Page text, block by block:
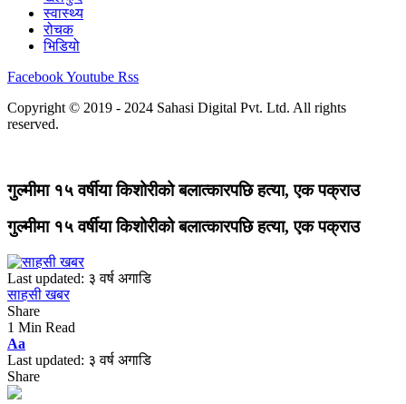
स्वास्थ्य
रोचक
भिडियो
FacebookYoutube Rss
Copyright © 2019 - 2024 Sahasi Digital Pvt. Ltd. All rights
reserved.
गुल्मीमा १५ वर्षीया किशोरीको बलात्कारपछि हत्या, एक पक्राउ
गुल्मीमा १५ वर्षीया किशोरीको बलात्कारपछि हत्या, एक पक्राउ
Last updated: ३ वर्ष अगाडि
साहसी खबर
Share
1 Min Read
Font
Resizer
Aa
Last updated: ३ वर्ष अगाडि
Share